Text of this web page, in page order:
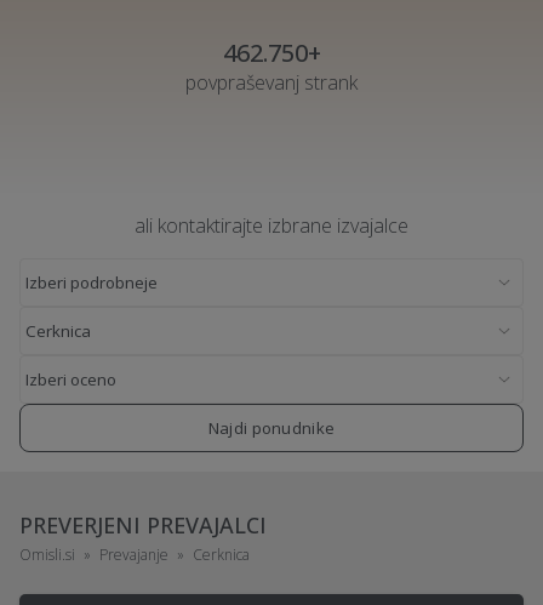
462.750+
povpraševanj strank
ali kontaktirajte izbrane izvajalce
Najdi ponudnike
PREVERJENI PREVAJALCI
Omisli.si Prevajanje Cerknica